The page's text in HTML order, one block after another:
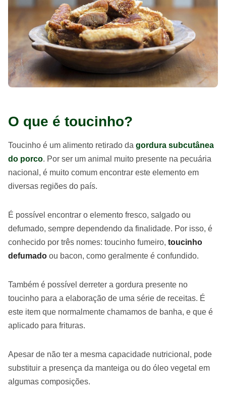
O que é toucinho?
Toucinho é um alimento retirado da gordura subcutânea
do porco. Por ser um animal muito presente na pecuária
nacional, é muito comum encontrar este elemento em
diversas regiões do país.
É possível encontrar o elemento fresco, salgado ou
defumado, sempre dependendo da finalidade. Por isso, é
conhecido por três nomes: toucinho fumeiro, toucinho
defumado ou bacon, como geralmente é confundido.
Também é possível derreter a gordura presente no
toucinho para a elaboração de uma série de receitas. É
este item que normalmente chamamos de banha, e que é
aplicado para frituras.
Apesar de não ter a mesma capacidade nutricional, pode
substituir a presença da manteiga ou do óleo vegetal em
algumas composições.